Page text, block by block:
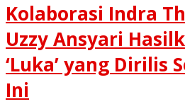
Kolaborasi Indra
Uzzy Ansyari
‘Luka’ yang Dirilis
Ini